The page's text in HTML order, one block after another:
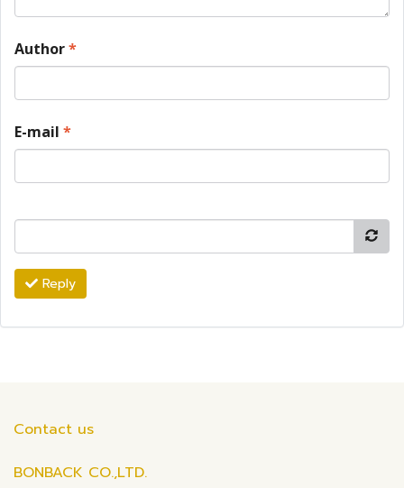
Author*
E-mail *
Reply
Contact us
BONBACK CO.,LTD.